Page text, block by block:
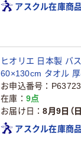
アスクル在庫商品
ヒオリエ 日本製 バ
60×130cm タオル
お申込番号
在庫
9点
お届け日
8月9日（日
アスクル在庫商品